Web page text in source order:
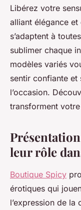
Tenue
glamour
Lucie•5 septembre
Libérez votre
alliant élégance
s’adaptent à
sublimer chaque
modèles variés
sentir confiante et
l’occasion.
transforment
leur rôle
Boutique Spicy
érotiques qui
l’expression de